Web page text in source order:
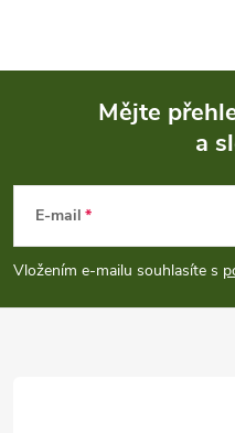
p
Mějte
a
E-mail
Vložením e-mailu souhlasíte s